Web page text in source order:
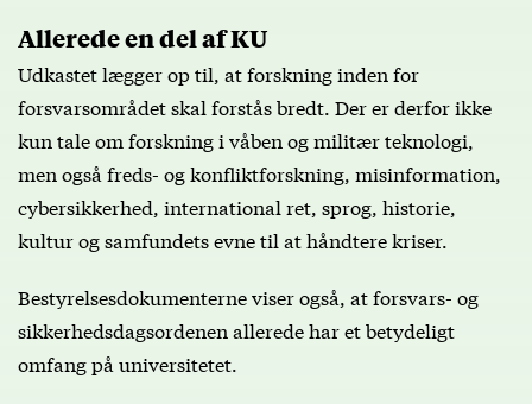
Allerede en del af KU
Udkastet lægger op til, at forskning inden for
forsvarsområdet skal forstås bredt. Der er derfor ikke
kun tale om forskning i våben og militær teknologi,
men også freds- og konfliktforskning, misinformation,
cybersikkerhed, international ret, sprog, historie,
kultur og samfundets evne til at håndtere kriser.
Bestyrelsesdokumenterne viser også, at forsvars- og
sikkerhedsdagsordenen allerede har et betydeligt
omfang på universitetet.